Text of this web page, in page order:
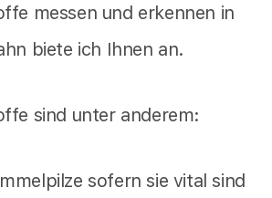
messen und erkennen in
biete ich Ihnen an.
sind unter anderem:
sofern sie vital sind